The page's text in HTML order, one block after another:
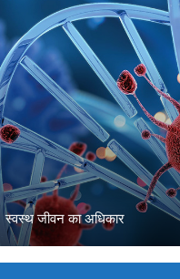
स्वस्थ जीवन का अधिकार